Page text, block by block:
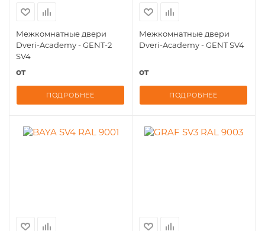
Межкомнатные двери
Dveri-Academy - GENT-2
SV4
от
ПОДРОБНЕЕ
Межкомнатные двери
Dveri-Academy - GENT SV4
от
ПОДРОБНЕЕ